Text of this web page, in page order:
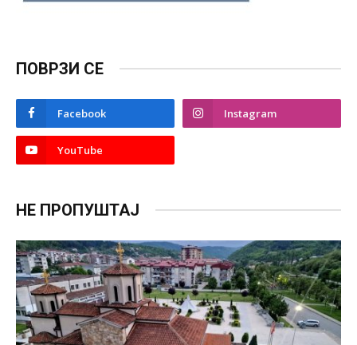
ПОВРЗИ СЕ
Facebook Instagram
YouTube
НЕ ПРОПУШТАЈ